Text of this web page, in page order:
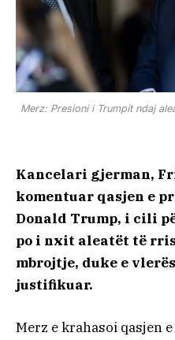
Merz: Presioni i Trumpit ndaj
Kancelari gjerman,
komentuar qasjen e
Donald Trump, i cili
po i nxit aleatët të
mbrojtje, duke e
justifikuar.
Merz e krahasoi qasjen